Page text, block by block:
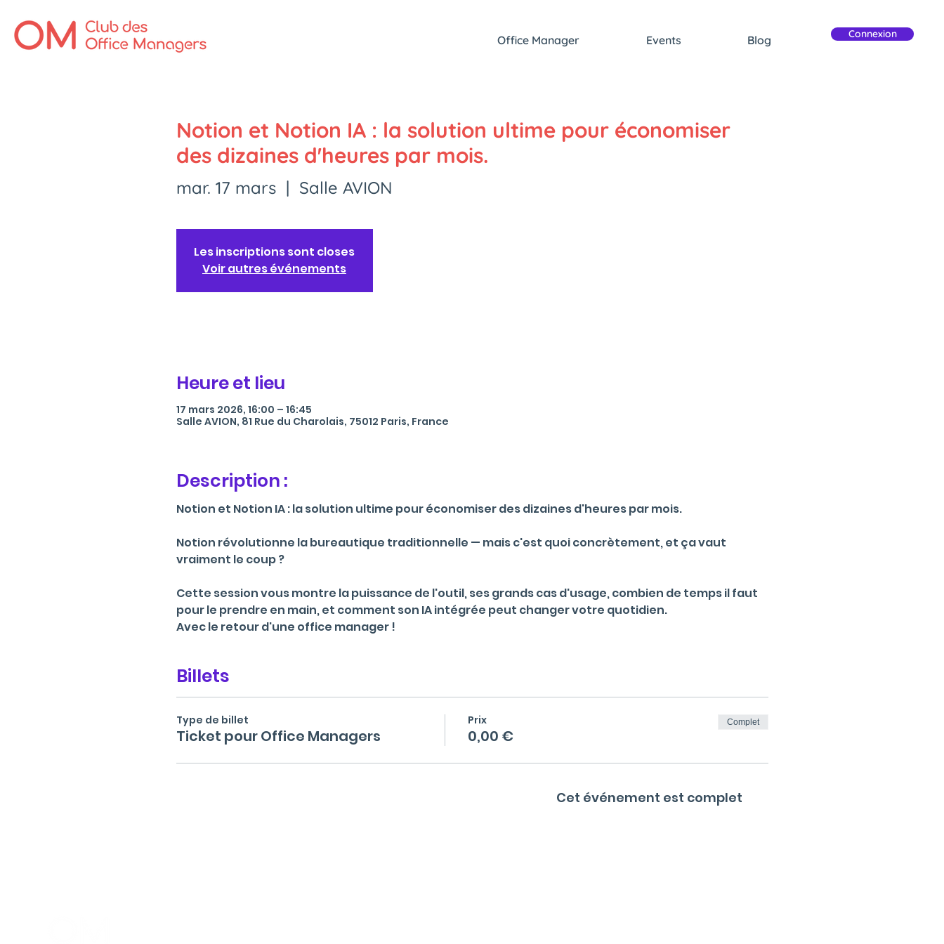
Office Manager Events Blog Connexion
Notion et Notion IA : la solution ultime pour économiser
des dizaines d'heures par mois.
mar. 17 mars
  |
Salle AVION
Les inscriptions sont closes
Voir autres événements
Heure et lieu
17 mars 2026, 16:00 – 16:45
Salle AVION, 81 Rue du Charolais, 75012 Paris, France
Description :
Notion et Notion IA : la solution ultime pour économiser des dizaines d'heures par mois.
Notion révolutionne la bureautique traditionnelle — mais c'est quoi concrètement, et ça vaut
vraiment le coup ?
Cette session vous montre la puissance de l'outil, ses grands cas d'usage, combien de temps il faut
pour le prendre en main, et comment son IA intégrée peut changer votre quotidien.
Avec le retour d'une office manager !
Billets
Type de billet
Ticket pour Office Managers
Prix
0,00 €
Complet
Cet événement est complet